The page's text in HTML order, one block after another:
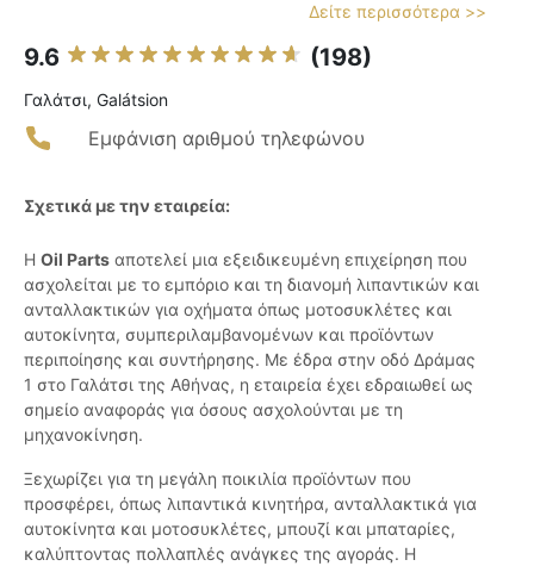
Δείτε περισσότερα >>
9.6 (198)
Γαλάτσι, Galátsion
Εμφάνιση αριθμού τηλεφώνου
Σχετικά με την εταιρεία:
Η Oil Parts αποτελεί μια εξειδικευμένη επιχείρηση που
ασχολείται με το εμπόριο και τη διανομή λιπαντικών και
ανταλλακτικών για οχήματα όπως μοτοσυκλέτες και
αυτοκίνητα, συμπεριλαμβανομένων και προϊόντων
περιποίησης και συντήρησης. Με έδρα στην οδό Δράμας
1 στο Γαλάτσι της Αθήνας, η εταιρεία έχει εδραιωθεί ως
σημείο αναφοράς για όσους ασχολούνται με τη
μηχανοκίνηση.
Ξεχωρίζει για τη μεγάλη ποικιλία προϊόντων που
προσφέρει, όπως λιπαντικά κινητήρα, ανταλλακτικά για
αυτοκίνητα και μοτοσυκλέτες, μπουζί και μπαταρίες,
καλύπτοντας πολλαπλές ανάγκες της αγοράς. Η